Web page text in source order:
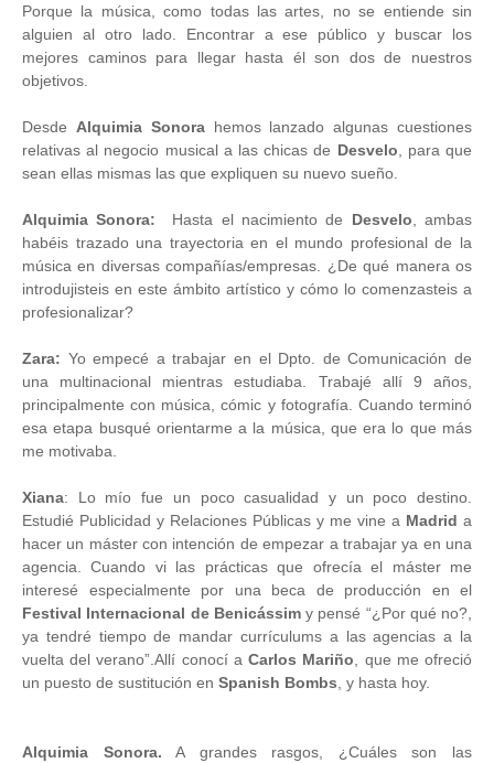
Porque la música, como todas las artes, no se entiende sin
alguien al otro lado. Encontrar a ese público y buscar los
mejores caminos para llegar hasta él son dos de nuestros
objetivos.
Desde Alquimia Sonora hemos lanzado algunas cuestiones
relativas al negocio musical a las chicas de Desvelo, para que
sean ellas mismas las que expliquen su nuevo sueño.
Alquimia Sonora: Hasta el nacimiento de Desvelo, ambas
habéis trazado una trayectoria en el mundo profesional de la
música en diversas compañías/empresas. ¿De qué manera os
introdujisteis en este ámbito artístico y cómo lo comenzasteis a
profesionalizar?
Zara: Yo empecé a trabajar en el Dpto. de Comunicación de
una multinacional mientras estudiaba. Trabajé allí 9 años,
principalmente con música, cómic y fotografía. Cuando terminó
esa etapa busqué orientarme a la música, que era lo que más
me motivaba.
Xiana: Lo mío fue un poco casualidad y un poco destino.
Estudié Publicidad y Relaciones Públicas y me vine a Madrid a
hacer un máster con intención de empezar a trabajar ya en una
agencia. Cuando vi las prácticas que ofrecía el máster me
interesé especialmente por una beca de producción en el
Festival Internacional de Benicássimy pensé “¿Por qué no?,
ya tendré tiempo de mandar currículums a las agencias a la
vuelta del verano”.Allí conocí aCarlos Mariño, que me ofreció
un puesto de sustitución en Spanish Bombs, y hasta hoy.
Alquimia Sonora. A grandes rasgos, ¿Cuáles son las